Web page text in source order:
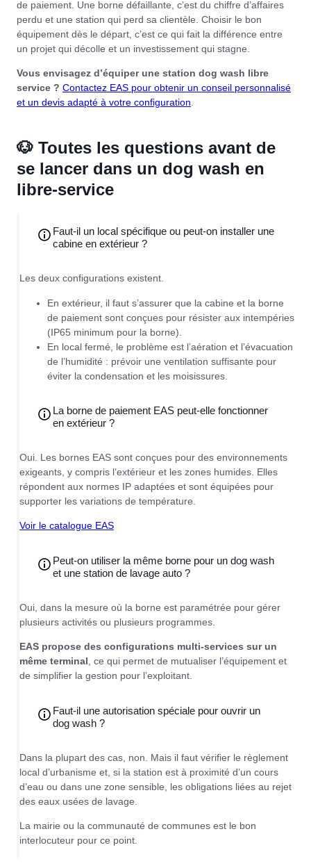
de paiement. Une borne défaillante, c’est du chiffre d’affaires
perdu et une station qui perd sa clientèle. Choisir le bon
équipement dès le départ, c’est ce qui fait la différence entre
un projet qui décolle et un investissement qui stagne.
Vous envisagez d’équiper une station dog wash libre
service ? Contactez EAS pour obtenir un conseil personnalisé
et un devis adapté à votre configuration
🐶 Toutes les questions avant de
se lancer dans un dog wash en
libre-service
Faut-il un local spécifique ou peut-on installer une
cabine en extérieur ?
Les deux configurations existent.
En extérieur, il faut s’assurer que la cabine et la borne
de paiement sont conçues pour résister aux intempéries
(IP65 minimum pour la borne).
En local fermé, le problème est l’aération et l’évacuation
de l’humidité : prévoir une ventilation suffisante pour
éviter la condensation et les moisissures.
La borne de paiement EAS peut-elle fonctionner
en extérieur ?
Oui. Les bornes EAS sont conçues pour des environnements
exigeants, y compris l’extérieur et les zones humides. Elles
répondent aux normes IP adaptées et sont équipées pour
supporter les variations de température.
Voir le catalogue EAS
Peut-on utiliser la même borne pour un dog wash
et une station de lavage auto ?
Oui, dans la mesure où la borne est paramétrée pour gérer
plusieurs activités ou plusieurs programmes.
EAS propose des configurations multi-services sur un
même terminal, ce qui permet de mutualiser l’équipement et
de simplifier la gestion pour l’exploitant.
Faut-il une autorisation spéciale pour ouvrir un
dog wash ?
Dans la plupart des cas, non. Mais il faut vérifier le règlement
local d’urbanisme et, si la station est à proximité d’un cours
d’eau ou dans une zone sensible, les obligations liées au rejet
des eaux usées de lavage.
La mairie ou la communauté de communes est le bon
interlocuteur pour ce point.